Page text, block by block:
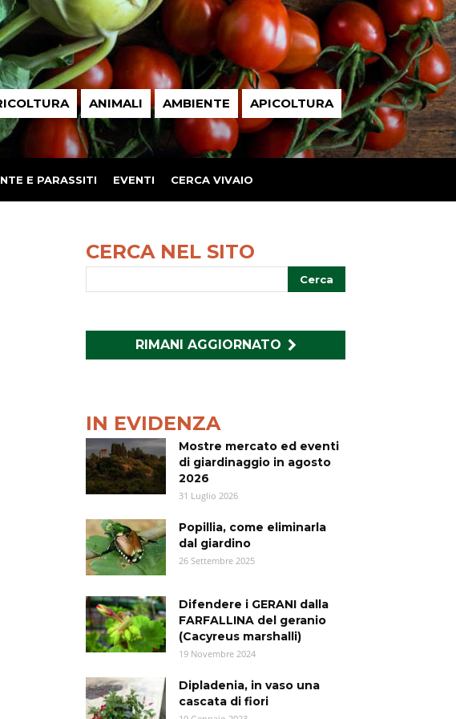
ANIMALI AMBIENTE APICOLTURA
E PARASSITI EVENTI CERCA VIVAIO
CERCA NEL SITO
RIMANI AGGIORNATO
IN EVIDENZA
Mostre mercato ed eventi
di giardinaggio in agosto
2026
31 Luglio 2026
Popillia, come eliminarla
dal giardino
26 Settembre 2025
Difendere i GERANI dalla
FARFALLINA del geranio
(Cacyreus marshalli)
19 Novembre 2024
Dipladenia, in vaso una
cascata di fiori